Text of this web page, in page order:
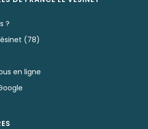
?
(78)
en ligne